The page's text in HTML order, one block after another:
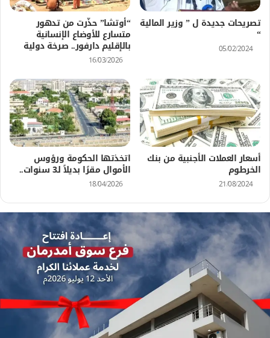
تصريحات جديدة ل ” وزير المالية
“
05/02/2024
“أوتشا” حذّرت من تدهور
متسارع للأوضاع الإنسانية
بالإقليم دارفور.. صرخة دولية
16/03/2026
أسعار العملات الأجنبية من بنك
الخرطوم
21/08/2024
اتخذتها الحكومة ورؤوس
الأموال مقرًا بديلاً لـ3 سنوات..
18/04/2026